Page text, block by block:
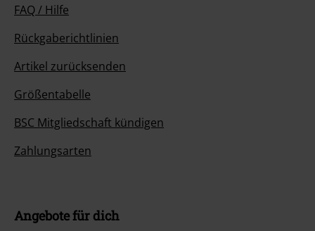
FAQ / Hilfe
Rückgaberichtlinien
Artikel zurücksenden
Größentabelle
BSC Mitgliedschaft kündigen
Zahlungsarten
Angebote für dich